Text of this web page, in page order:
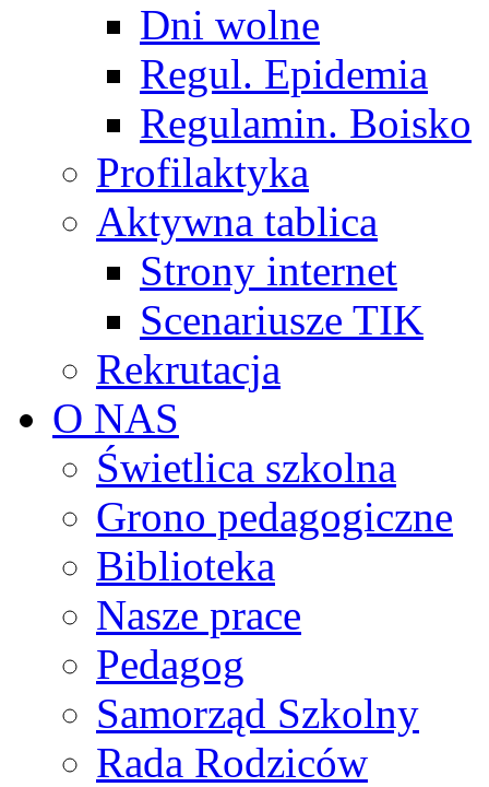
Dni wolne
Regul. Epidemia
Regulamin. Boisko
Profilaktyka
Aktywna tablica
Strony internet
Scenariusze TIK
Rekrutacja
O NAS
Świetlica szkolna
Grono pedagogiczne
Biblioteka
Nasze prace
Pedagog
Samorząd Szkolny
Rada Rodziców